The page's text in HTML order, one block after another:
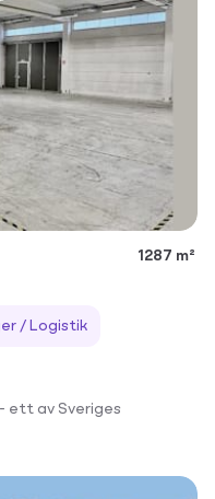
1287 m²
/ Logistik
ett av Sveriges